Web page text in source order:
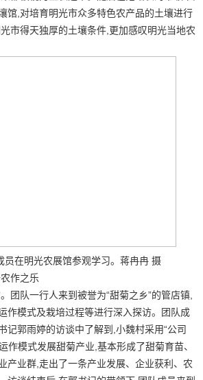
馆,对培育明光市众多特色农产品的土壤进行
市得天独厚的土壤条件,更加感叹明光当地农
员在明光农展馆参观学习。蒋冉冉 摄
作之乐
团队一行人来到被誉为“甜菊之乡”的管店镇,
作模式及栽培过程等进行深入探访。团队成
记郭雨婷的访谈中了解到,小魏村采用“公司
作模式发展甜菊产业,基本形成了甜菊育苗、
产业群,走出了一条产业发展、企业获利、农